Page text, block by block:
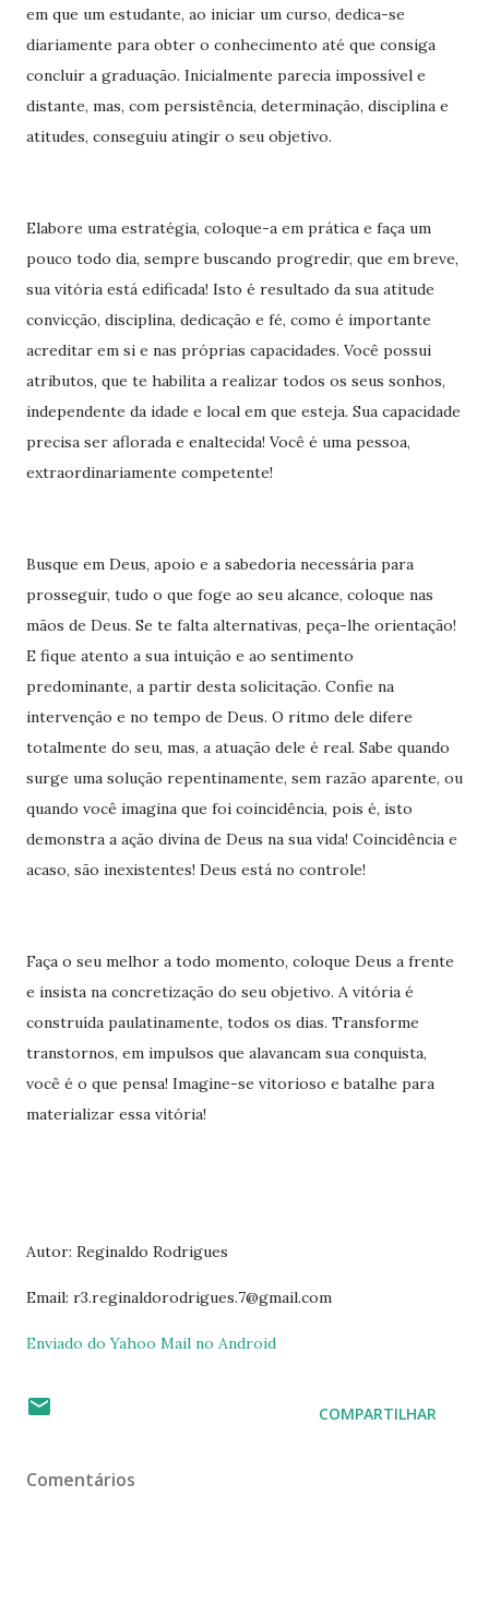
em que um estudante, ao iniciar um curso, dedica-se
diariamente para obter o conhecimento até que consiga
concluir a graduação. Inicialmente parecia impossível e
distante, mas, com persistência, determinação, disciplina e
atitudes, conseguiu atingir o seu objetivo.
Elabore uma estratégia, coloque-a em prática e faça um
pouco todo dia, sempre buscando progredir, que em breve,
sua vitória está edificada! Isto é resultado da sua atitude
convicção, disciplina, dedicação e fé, como é importante
acreditar em si e nas próprias capacidades. Você possui
atributos, que te habilita a realizar todos os seus sonhos,
independente da idade e local em que esteja. Sua capacidade
precisa ser aflorada e enaltecida! Você é uma pessoa,
extraordinariamente competente!
Busque em Deus, apoio e a sabedoria necessária para
prosseguir, tudo o que foge ao seu alcance, coloque nas
mãos de Deus. Se te falta alternativas, peça-lhe orientação!
E fique atento a sua intuição e ao sentimento
predominante, a partir desta solicitação. Confie na
intervenção e no tempo de Deus. O ritmo dele difere
totalmente do seu, mas, a atuação dele é real. Sabe quando
surge uma solução repentinamente, sem razão aparente, ou
quando você imagina que foi coincidência, pois é, isto
demonstra a ação divina de Deus na sua vida! Coincidência e
acaso, são inexistentes! Deus está no controle!
Faça o seu melhor a todo momento, coloque Deus a frente
e insista na concretização do seu objetivo. A vitória é
construída paulatinamente, todos os dias. Transforme
transtornos, em impulsos que alavancam sua conquista,
você é o que pensa! Imagine-se vitorioso e batalhe para
materializar essa vitória!
Autor: Reginaldo Rodrigues
Email: r3.reginaldorodrigues.7@gmail.com
Enviado do Yahoo Mail no Android
COMPARTILHAR
Comentários